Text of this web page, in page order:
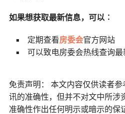
如果想获取最新信息，可以︰
定期查看房委会官方网站
可以致电房委会热线查询最
免责声明： 本文内容仅供读者
讯的准确性，但并不对文中所涉
准确性作出任何明示或暗示的保